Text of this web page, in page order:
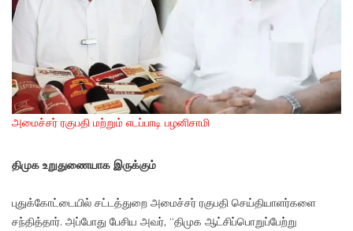
அமைச்சர் ரகுபதி மற்றும் எடப்பாடி பழனிசாமி
திமுக உறுதுணையாக இருக்கும்
புதுக்கோட்டையில் சட்டத்துறை அமைச்சர் ரகுபதி செய்தியாளர்களை
சந்தித்தார். அப்போது பேசிய அவர், “திமுக ஆட்சிப்பொறுப்பேற்று